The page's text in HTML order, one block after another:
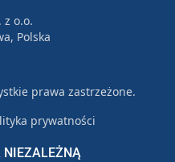
NIEZALEŻNĄ
z o.o.
Polska
prawa zastrzeżone.
prywatności